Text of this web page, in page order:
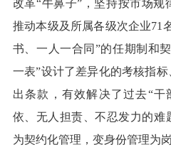
改革“牛鼻子”，坚持按市场规
推动本级及所属各级次企业71
书、一人一合同”的任期制和
一表”设计了差异化的考核指
出条款，有效解决了过去“干
依、无人担责、不忍发力的难
为契约化管理，变身份管理为